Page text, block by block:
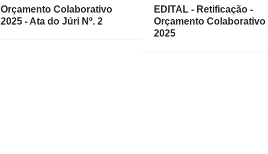
Orçamento Colaborativo
2025 - Ata do Júri Nº. 2
EDITAL - Retificação -
Orçamento Colaborativo
2025